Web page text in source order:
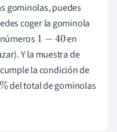
gominolas, puedes
coger la gominola
1−40
en
Y la muestra de
la condición de
del total de gominolas